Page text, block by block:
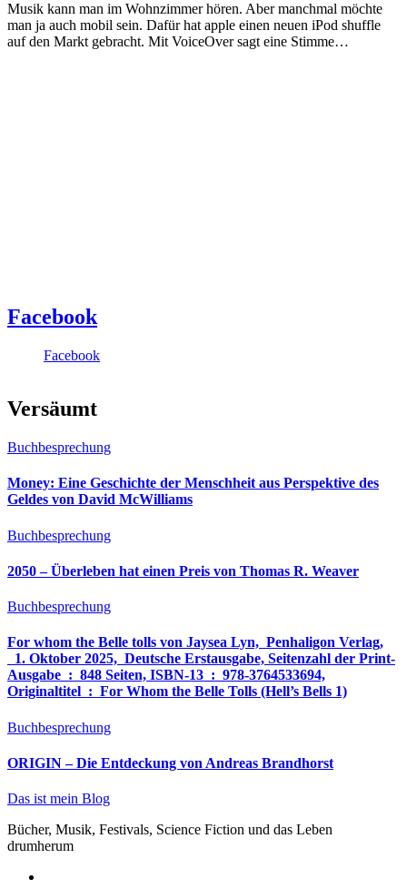
Musik kann man im Wohnzimmer hören. Aber manchmal möchte
man ja auch mobil sein. Dafür hat apple einen neuen iPod shuffle
auf den Markt gebracht. Mit VoiceOver sagt eine Stimme…
Facebook
Facebook
Versäumt
Buchbesprechung
Money: Eine Geschichte der Menschheit aus Perspektive des
Geldes von David McWilliams
Buchbesprechung
2050 – Überleben hat einen Preis von Thomas R. Weaver
Buchbesprechung
For whom the Belle tolls von Jaysea Lyn, ‎ Penhaligon Verlag,
‎ 1. Oktober 2025, ‎ Deutsche Erstausgabe, Seitenzahl der Print-
Ausgabe ‏ : ‎ 848 Seiten, ISBN-13 ‏ : ‎ 978-3764533694,
Originaltitel ‏ : ‎ For Whom the Belle Tolls (Hell’s Bells 1)
Buchbesprechung
ORIGIN – Die Entdeckung von Andreas Brandhorst
Das ist mein Blog
Bücher, Musik, Festivals, Science Fiction und das Leben
drumherum